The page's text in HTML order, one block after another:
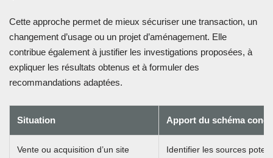
Cette approche permet de mieux sécuriser une transaction, un
changement d’usage ou un projet d’aménagement. Elle
contribue également à justifier les investigations proposées, à
expliquer les résultats obtenus et à formuler des
recommandations adaptées.
Situation Apport du schéma
Vente ou acquisition d’un site
Identifier les sources